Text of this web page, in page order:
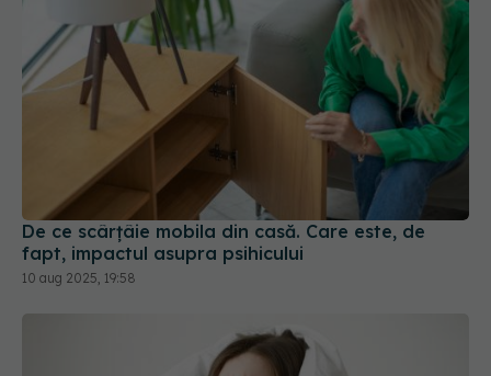
De ce scârțâie mobila din casă. Care este, de
fapt, impactul asupra psihicului
10 aug 2025, 19:58